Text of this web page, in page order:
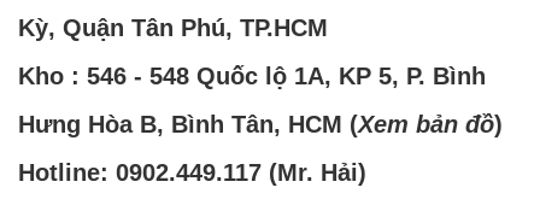
Kỳ, Quận Tân Phú, TP.HCM
Kho : 546 - 548 Quốc lộ 1A, KP 5, P. Bình
Hưng Hòa B, Bình Tân, HCM (Xem bản đồ)
Hotline: 0902.449.117 (Mr. Hải)